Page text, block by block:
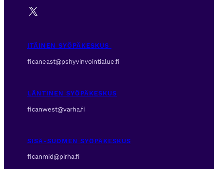
X
ITÄINEN SYÖPÄKESKUS
ficaneast@pshyvinvointialue.fi
LÄNTINEN SYÖPÄKESKUS
ficanwest@varha.fi
SISÄ-SUOMEN SYÖPÄKESKUS
ficanmid@pirha.fi